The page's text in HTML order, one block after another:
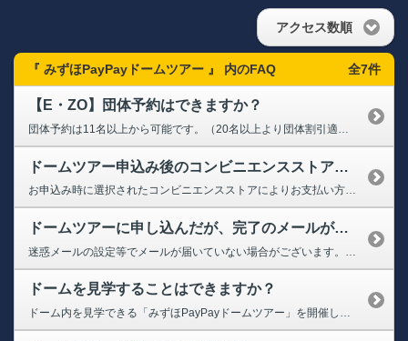
アクセス数順
『 みずほPayPayドームツアー 』 内のFAQ 全7件
【E・ZO】団体予約はできますか？
団体予約は11名以上から可能です。（20名以上より団体割引適用） ただし、一部のアトラクションは団体予約の対象外となります。 詳細は下記公式サイトをご確認のうえ、「団体予約フォーム」よりお手続きください。 ➡団体ご利用方法
ドームツアー申込み後のコンビニエンスストアでの支払い方法について知りたい
お申込み時に選択されたコンビニエンスストアによりお支払い方法が異なります。 ※お支払い時には、お申込み完了画面や決済受付完了メールに表示される 各種番号及び電話番号などが必要となります。 下記にてお支払い方法などご確認ください。 【ローソン・ミニストップでのお支払い】 ※店舗設置端末にて対応 ※お支払い時は、「お客様番号」「確認番号」が必要です。 （1）...
ドームツアーに申し込んだが、完了のメールが届かない
ドームを見学することはできますか？
ドーム内を見学できる「みずほPayPayドームツアー」を開催しております。各コース内容・開催日時・お申込みなど詳しくは下記にてご確認ください。 ➡みずほPayPayドームツアー